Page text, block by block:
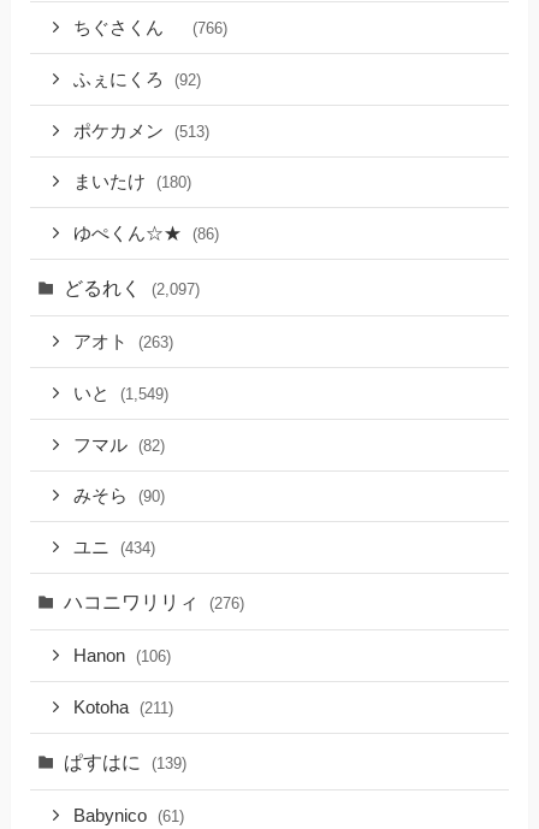
ちぐさくん (766)
ふぇにくろ (92)
ポケカメン (513)
まいたけ (180)
ゆぺくん☆★ (86)
どるれく (2,097)
アオト (263)
いと (1,549)
フマル (82)
みそら (90)
ユニ (434)
ハコニワリリィ (276)
Hanon (106)
Kotoha (211)
ぱすはに (139)
Babynico (61)